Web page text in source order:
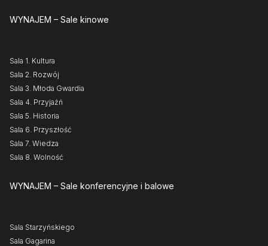
WYNAJEM – Sale kinowe
Sala 1. Kultura
Sala 2. Rozwój
Sala 3. Młoda Gwardia
Sala 4. Przyjaźń
Sala 5. Historia
Sala 6. Przyszłość
Sala 7. Wiedza
Sala 8. Wolność
WYNAJEM – Sale konferencyjne i balowe
Sala Starzyńskiego
Sala Gagarina